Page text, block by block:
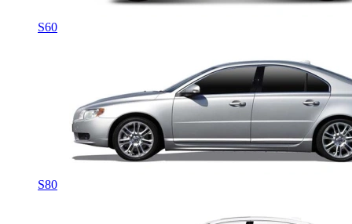
S60
S80